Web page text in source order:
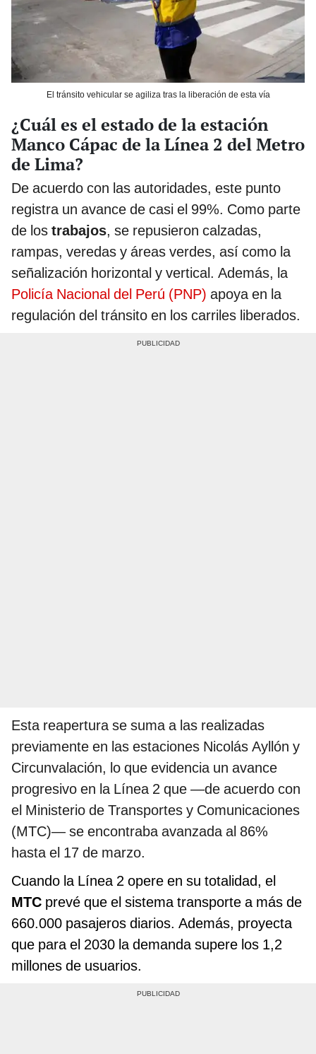
El tránsito vehicular se agiliza tras la liberación de esta vía
¿Cuál es el estado de la estación
Manco Cápac de la Línea 2 del Metro
de Lima?
De acuerdo con las autoridades, este punto
registra un avance de casi el 99%. Como parte
de los trabajos, se repusieron calzadas,
rampas, veredas y áreas verdes, así como la
señalización horizontal y vertical. Además, la
Policía Nacional del Perú (PNP) apoya en la
regulación del tránsito en los carriles liberados.
Esta reapertura se suma a las realizadas
previamente en las estaciones Nicolás Ayllón y
Circunvalación, lo que evidencia un avance
progresivo en la Línea 2 que —de acuerdo con
el Ministerio de Transportes y Comunicaciones
(MTC)— se encontraba avanzada al 86%
hasta el 17 de marzo.
Cuando la Línea 2 opere en su totalidad, el
MTC prevé que el sistema transporte a más de
660.000 pasajeros diarios. Además, proyecta
que para el 2030 la demanda supere los 1,2
millones de usuarios.